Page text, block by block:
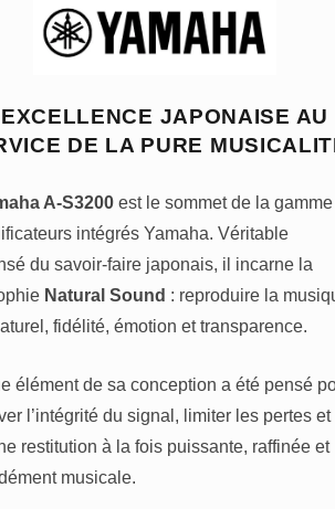
JAPONAISE AU
DE LA PURE
A-S3200 est le sommet de la gamme
intégrés Yamaha. Véritable
du savoir-faire japonais, il incarne la
Natural Sound : reproduire la
fidélité, émotion et transparence.
élément de sa conception a été pensé
l’intégrité du signal, limiter les pertes et
restitution à la fois puissante, raffinée et
musicale.